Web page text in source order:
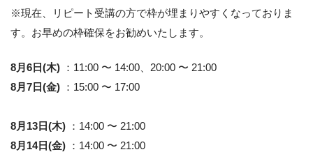
※現在、リピート受講の方で枠が埋まりやすくなっておりま
す。お早めの枠確保をお勧めいたします。
8月6日(木)
：11:00 〜 14:00、20:00 〜 21:00
8月7日(金)
：15:00 〜 17:00
8月13日(木)
：14:00 〜 21:00
8月14日(金)
：14:00 〜 21:00